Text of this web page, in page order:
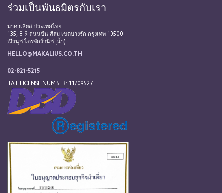
ร่วมเป็นพันธมิตรกับเรา
มาคาเลียส ประเทศไทย
135, 8-9 ถนนปัน สีลม เขตบางรัก กรุงเทพ 10500
ณีรนุช ไตรจักร์วนิช (น้ำ)
HELLO@MAKALIUS.CO.TH
02-821-5215
TAT LICENSE NUMBER: 11/09527